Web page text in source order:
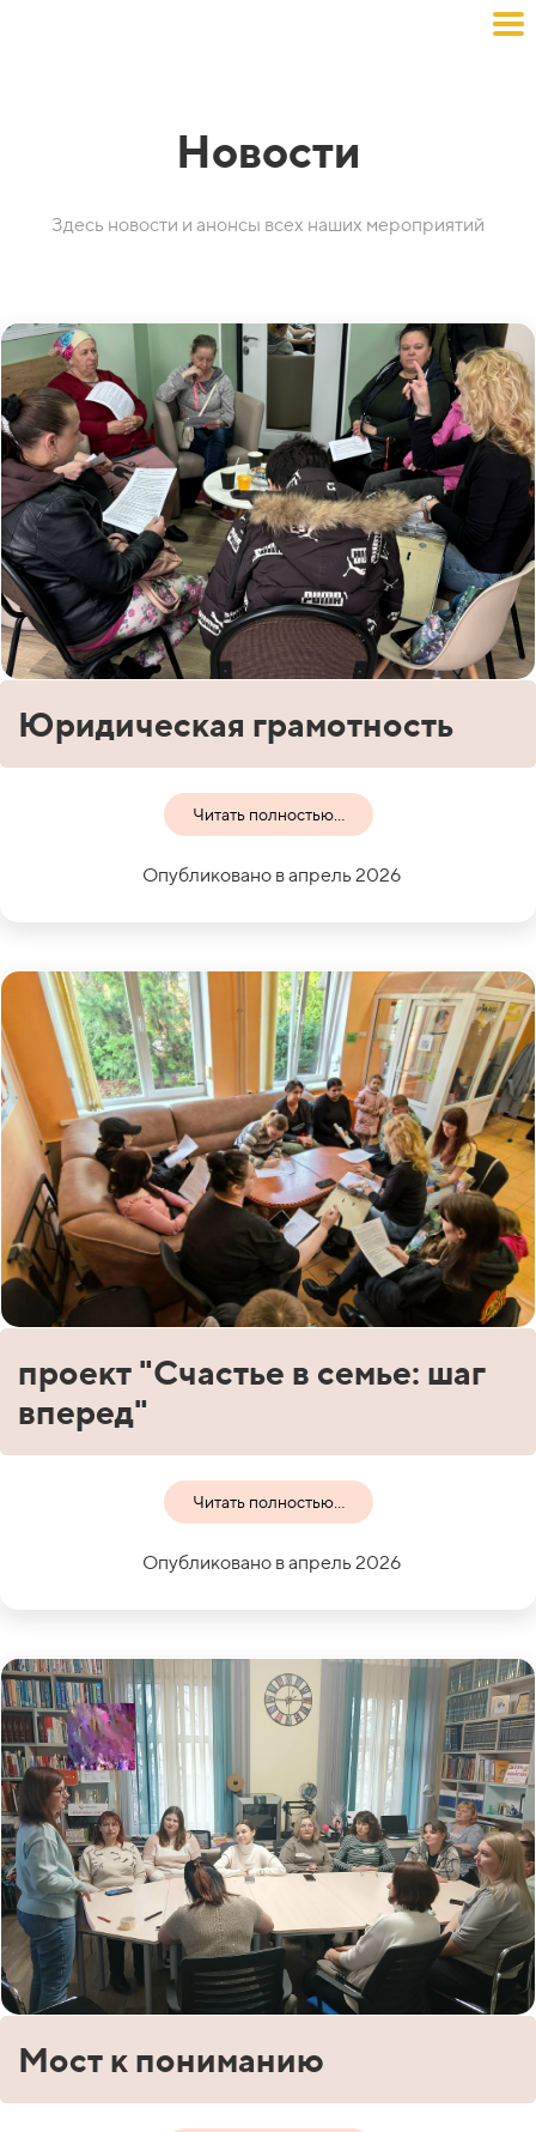
Новости
Здесь новости и анонсы всех наших мероприятий
Юридическая грамотность
Читать полностью...
Опубликовано в апрель 2026
проект "Счастье в семье: шаг
вперед"
Читать полностью...
Опубликовано в апрель 2026
Мост к пониманию